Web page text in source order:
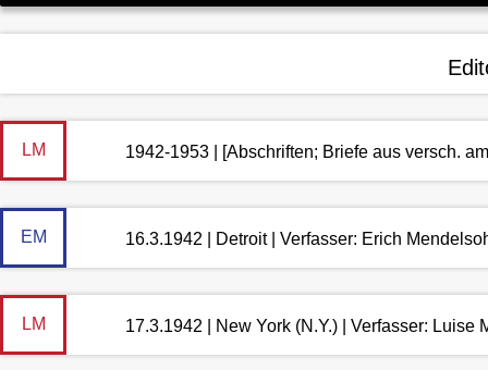
LM 1942-1953 | [Abschriften; Briefe aus versch.
EM 16.3.1942 | Detroit | Verfasser: Erich
LM 17.3.1942 | New York (N.Y.) | Verfasser: Luise